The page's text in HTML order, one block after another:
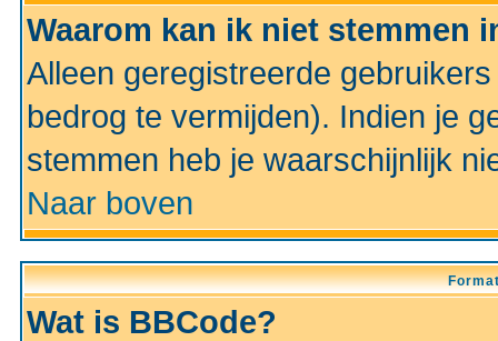
Waarom kan ik niet stemmen
Alleen geregistreerde
bedrog te vermijden). Indien je
stemmen heb je waarschijnlijk
Naar boven
Wat is BBCode?